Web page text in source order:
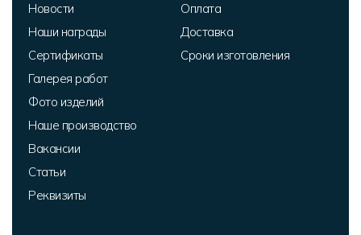
Новости
Наши награды
Сертификаты
Галерея работ
Фото изделий
Наше производство
Вакансии
Статьи
Реквизиты
Оплата
Доставка
Сроки изготовления